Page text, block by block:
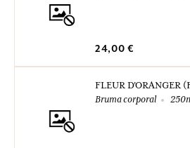
24,00 €
FLEUR D'ORANGER
Bruma corporal